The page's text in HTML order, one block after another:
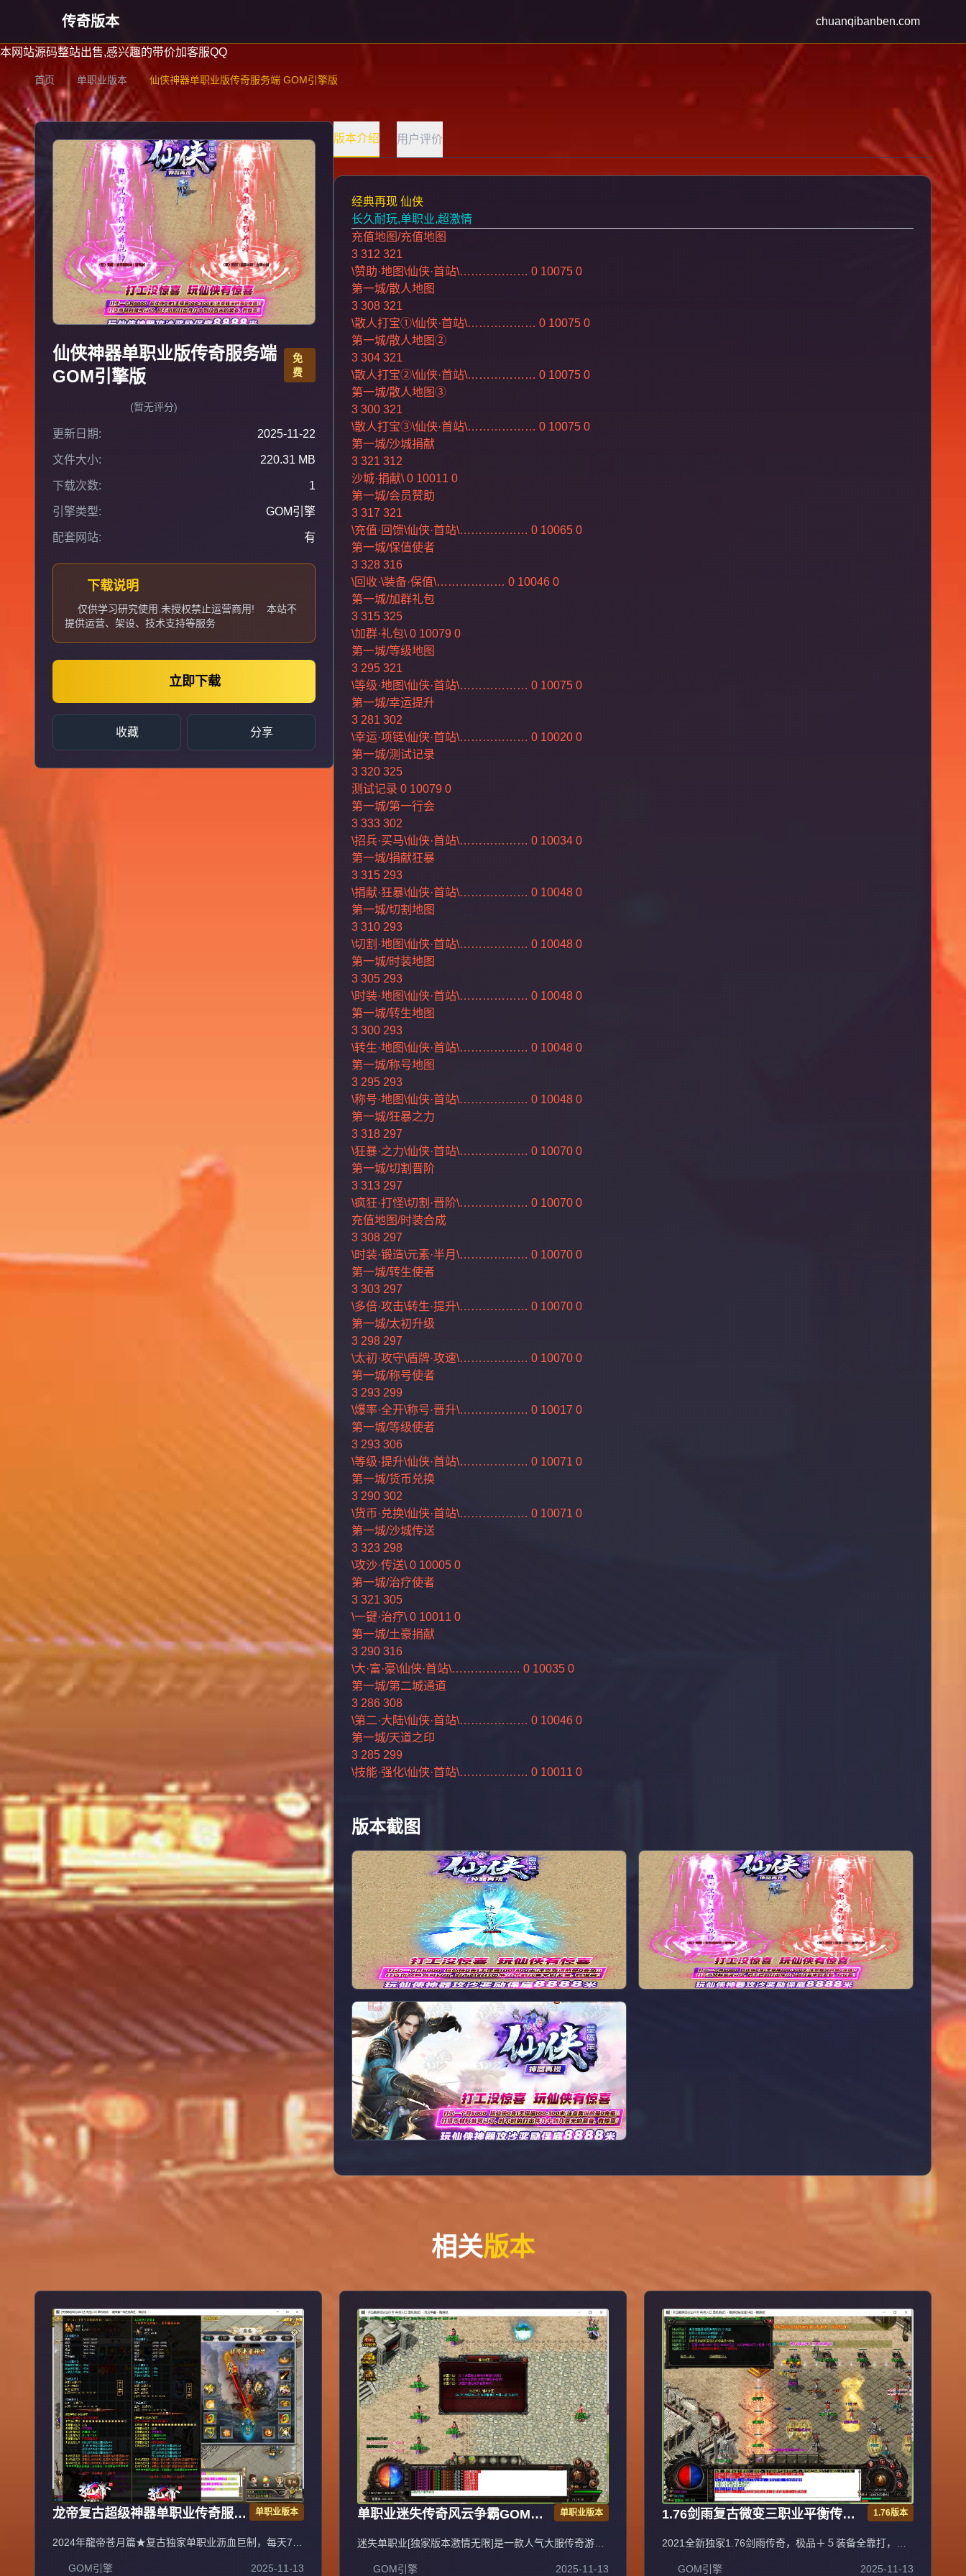
传奇版本 chuanqibanben.com
本网站源码整站出售,感兴趣的带价加客服QQ
首页 单职业版本 仙侠神器单职业版传奇服务端 GOM引擎版
仙侠神器单职业版传奇服务端
GOM引擎版
免
费
(暂无评分)
更新日期: 2025-11-22
文件大小: 220.31 MB
下载次数: 1
引擎类型: GOM引擎
配套网站: 有
下载说明
仅供学习研究使用.未授权禁止运营商用!
本站不
提供运营、架设、技术支持等服务
立即下载
收藏 分享
版本介绍 用户评价
经典再现 仙侠
长久耐玩,单职业,超激情
充值地图/充值地图
3 312 321
\赞助·地图\仙侠·首站\……………… 0 10075 0
第一城/散人地图
3 308 321
\散人打宝①\仙侠·首站\……………… 0 10075 0
第一城/散人地图②
3 304 321
\散人打宝②\仙侠·首站\……………… 0 10075 0
第一城/散人地图③
3 300 321
\散人打宝③\仙侠·首站\……………… 0 10075 0
第一城/沙城捐献
3 321 312
沙城·捐献\ 0 10011 0
第一城/会员赞助
3 317 321
\充值·回馈\仙侠·首站\……………… 0 10065 0
第一城/保值使者
3 328 316
\回收·\装备·保值\……………… 0 10046 0
第一城/加群礼包
3 315 325
\加群·礼包\ 0 10079 0
第一城/等级地图
3 295 321
\等级·地图\仙侠·首站\……………… 0 10075 0
第一城/幸运提升
3 281 302
\幸运·项链\仙侠·首站\……………… 0 10020 0
第一城/测试记录
3 320 325
测试记录 0 10079 0
第一城/第一行会
3 333 302
\招兵·买马\仙侠·首站\……………… 0 10034 0
第一城/捐献狂暴
3 315 293
\捐献·狂暴\仙侠·首站\……………… 0 10048 0
第一城/切割地图
3 310 293
\切割·地图\仙侠·首站\……………… 0 10048 0
第一城/时装地图
3 305 293
\时装·地图\仙侠·首站\……………… 0 10048 0
第一城/转生地图
3 300 293
\转生·地图\仙侠·首站\……………… 0 10048 0
第一城/称号地图
3 295 293
\称号·地图\仙侠·首站\……………… 0 10048 0
第一城/狂暴之力
3 318 297
\狂暴·之力\仙侠·首站\……………… 0 10070 0
第一城/切割晋阶
3 313 297
\疯狂·打怪\切割·晋阶\……………… 0 10070 0
充值地图/时装合成
3 308 297
\时装·锻造\元素·半月\……………… 0 10070 0
第一城/转生使者
3 303 297
\多倍·攻击\转生·提升\……………… 0 10070 0
第一城/太初升级
3 298 297
\太初·攻守\盾牌·攻速\……………… 0 10070 0
第一城/称号使者
3 293 299
\爆率·全开\称号·晋升\……………… 0 10017 0
第一城/等级使者
3 293 306
\等级·提升\仙侠·首站\……………… 0 10071 0
第一城/货币兑换
3 290 302
\货币·兑换\仙侠·首站\……………… 0 10071 0
第一城/沙城传送
3 323 298
\攻沙·传送\ 0 10005 0
第一城/治疗使者
3 321 305
\一键·治疗\ 0 10011 0
第一城/土豪捐献
3 290 316
\大·富·豪\仙侠·首站\……………… 0 10035 0
第一城/第二城通道
3 286 308
\第二·大陆\仙侠·首站\……………… 0 10046 0
第一城/天道之印
3 285 299
\技能·强化\仙侠·首站\……………… 0 10011 0
版本截图
相关版本
龙帝复古超级神器单职业传奇服务
单职业版本
2024年龍帝苍月篇★复古独家单职业沥血巨制，每天7个
点），1元=100000元宝+100荣誉+1000龍币+1充值点，
GOM引擎 2025-11-13
单职业迷失传奇风云争霸GOM引
单职业版本
迷失单职业[独家版本激情无限]是一款人气大服传奇游
值，不花一分钱即可畅玩，支持无线刷元宝、无充值直接
GOM引擎 2025-11-13
1.76剑雨复古微变三职业平衡传奇
1.76版本
2021全新独家1.76剑雨传奇，极品＋５装备全靠打，三
=10000元宝+100积分+1金刚石（网银赠送100%），自
GOM引擎 2025-11-13